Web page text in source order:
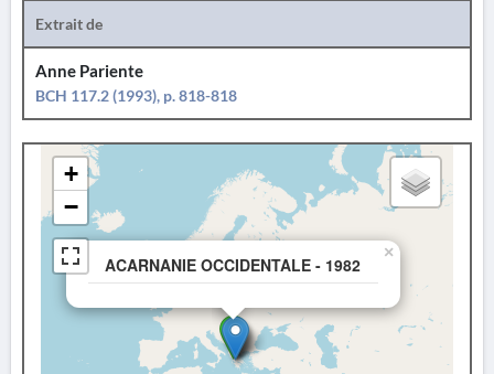
Extrait de
Anne Pariente
BCH 117.2 (1993), p. 818-818
ACARNANIE OCCIDENTALE - 1982
×
+
−